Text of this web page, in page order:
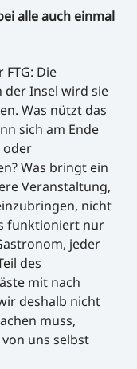
alle auch einmal
Die
Insel wird sie
Was nützt das
sich am Ende
oder
Was bringt ein
Veranstaltung,
nicht
funktioniert nur
jeder
des
mit nach
deshalb nicht
muss,
uns selbst